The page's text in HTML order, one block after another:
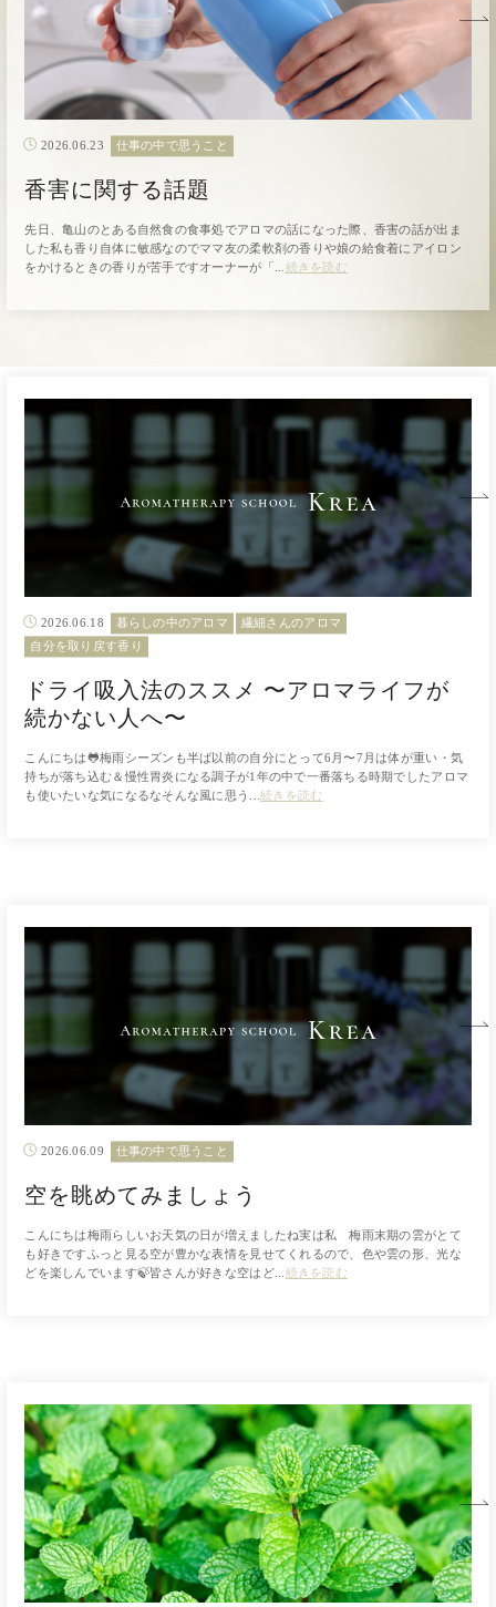
2026.06.23 仕事の中で思うこと
香害に関する話題
先日、亀山のとある自然食の食事処でアロマの話になった際、香害の話が出ま
した私も香り自体に敏感なのでママ友の柔軟剤の香りや娘の給食着にアイロン
をかけるときの香りが苦手ですオーナーが「... 続きを読む
2026.06.18 暮らしの中のアロマ
繊細さんのアロマ
自分を取り戻す香り
ドライ吸入法のススメ 〜アロマライフが
続かない人へ〜
こんにちは🐸梅雨シーズンも半ば以前の自分にとって6月〜7月は体が重い・気
持ちが落ち込む＆慢性胃炎になる調子が1年の中で一番落ちる時期でしたアロマ
も使いたいな気になるなそんな風に思う...続きを読む
2026.06.09 仕事の中で思うこと
空を眺めてみましょう
こんにちは梅雨らしいお天気の日が増えましたね実は私 梅雨末期の雲がとて
も好きですふっと見る空が豊かな表情を見せてくれるので、色や雲の形、光な
どを楽しんでいます🍃皆さんが好きな空はど... 続きを読む